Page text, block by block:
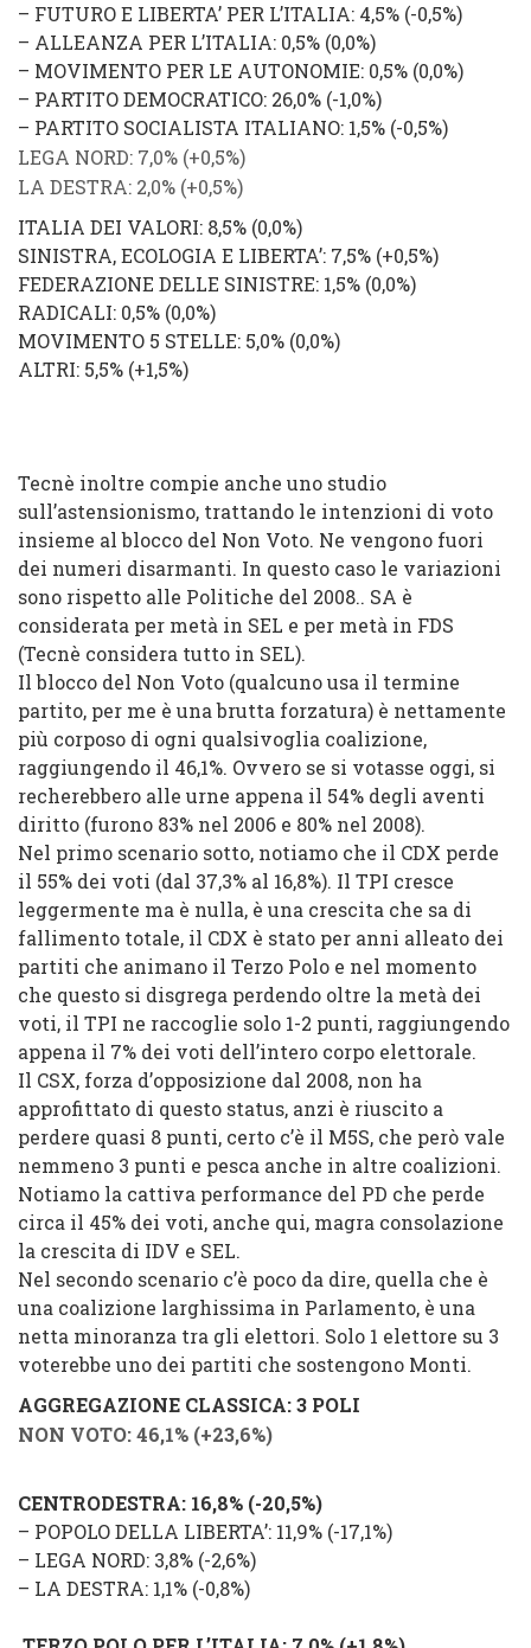
– FUTURO E LIBERTA’ PER L’ITALIA: 4,5% (-0,5%)
– ALLEANZA PER L’ITALIA: 0,5% (0,0%)
– MOVIMENTO PER LE AUTONOMIE: 0,5% (0,0%)
– PARTITO DEMOCRATICO: 26,0% (-1,0%)
– PARTITO SOCIALISTA ITALIANO: 1,5% (-0,5%)
LEGA NORD: 7,0% (+0,5%)
LA DESTRA: 2,0% (+0,5%)
ITALIA DEI VALORI: 8,5% (0,0%)
SINISTRA, ECOLOGIA E LIBERTA’: 7,5% (+0,5%)
FEDERAZIONE DELLE SINISTRE: 1,5% (0,0%)
RADICALI: 0,5% (0,0%)
MOVIMENTO 5 STELLE: 5,0% (0,0%)
ALTRI: 5,5% (+1,5%)
Tecnè inoltre compie anche uno studio
sull’astensionismo, trattando le intenzioni di voto
insieme al blocco del Non Voto. Ne vengono fuori
dei numeri disarmanti. In questo caso le variazioni
sono rispetto alle Politiche del 2008.. SA è
considerata per metà in SEL e per metà in FDS
(Tecnè considera tutto in SEL).
Il blocco del Non Voto (qualcuno usa il termine
partito, per me è una brutta forzatura) è nettamente
più corposo di ogni qualsivoglia coalizione,
raggiungendo il 46,1%. Ovvero se si votasse oggi, si
recherebbero alle urne appena il 54% degli aventi
diritto (furono 83% nel 2006 e 80% nel 2008).
Nel primo scenario sotto, notiamo che il CDX perde
il 55% dei voti (dal 37,3% al 16,8%). Il TPI cresce
leggermente ma è nulla, è una crescita che sa di
fallimento totale, il CDX è stato per anni alleato dei
partiti che animano il Terzo Polo e nel momento
che questo si disgrega perdendo oltre la metà dei
voti, il TPI ne raccoglie solo 1-2 punti, raggiungendo
appena il 7% dei voti dell’intero corpo elettorale.
Il CSX, forza d’opposizione dal 2008, non ha
approfittato di questo status, anzi è riuscito a
perdere quasi 8 punti, certo c’è il M5S, che però vale
nemmeno 3 punti e pesca anche in altre coalizioni.
Notiamo la cattiva performance del PD che perde
circa il 45% dei voti, anche qui, magra consolazione
la crescita di IDV e SEL.
Nel secondo scenario c’è poco da dire, quella che è
una coalizione larghissima in Parlamento, è una
netta minoranza tra gli elettori. Solo 1 elettore su 3
voterebbe uno dei partiti che sostengono Monti.
AGGREGAZIONE CLASSICA: 3 POLI
NON VOTO: 46,1% (+23,6%)
CENTRODESTRA: 16,8% (-20,5%)
– POPOLO DELLA LIBERTA’: 11,9% (-17,1%)
– LEGA NORD: 3,8% (-2,6%)
– LA DESTRA: 1,1% (-0,8%)